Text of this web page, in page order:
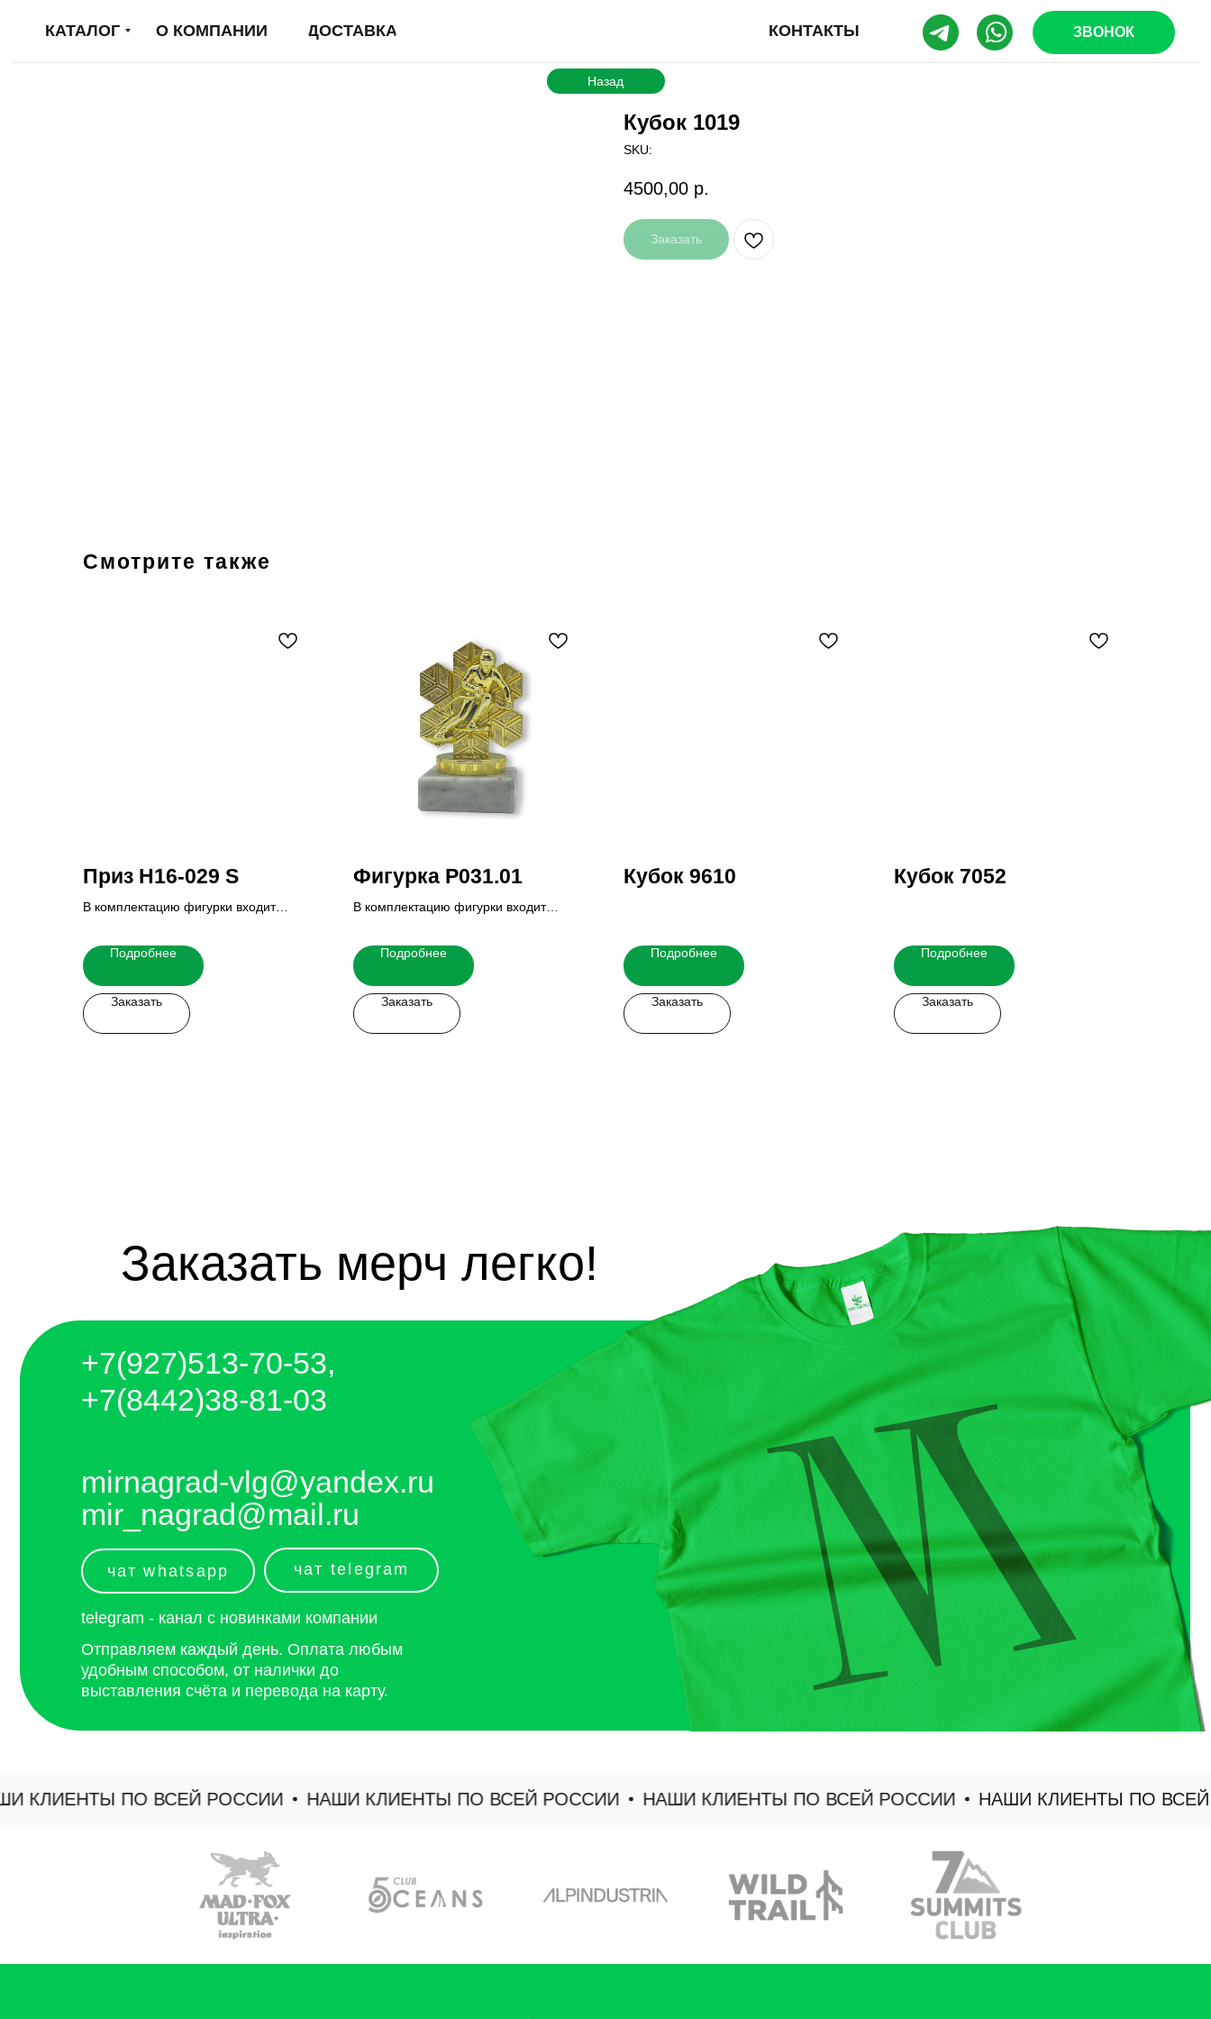
КАТАЛОГ КОНТАКТЫ
О КОМПАНИИ ДОСТАВКА ЗВОНОК
Назад
Кубок 1019
SKU:
4500,00 р.
Заказать
Смотрите также
Приз H16-029 S
В комплектацию фигурки входит
Итоговую стоимость Вы можете узнать
у наших менеджеров.
Подробнее
Заказать
Фигурка P031.01
В комплектацию фигурки входит
Итоговую стоимость Вы можете узнать
у наших менеджеров.
Подробнее
Заказать
Кубок 9610
Подробнее
Заказать
Кубок 7052
Подробнее
Заказать
Отправляем каждый день. Оплата любым
удобным способом, от налички до
выставления счёта и перевода на карту.
+7(8442)38-81-03
чат telegram
чат whatsapp
mirnagrad-vlg@yandex.ru
mir_nagrad@mail.ru
ПО ВСЕЙ РОССИИ НАШИ КЛИЕНТЫ ПО ВСЕЙ РОССИИ НАШИ КЛИЕНТЫ ПО ВСЕЙ РОССИИ НАШИ КЛИЕНТЫ ПО ВСЕЙ